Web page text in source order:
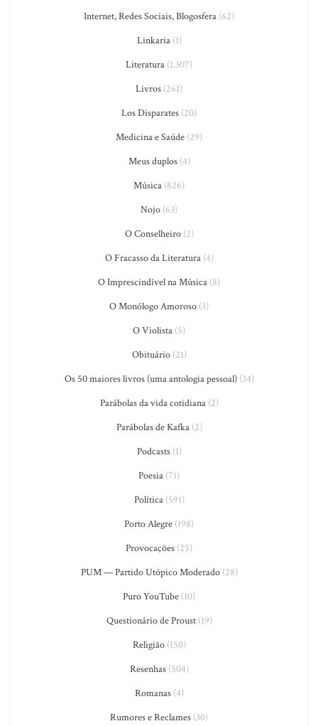
Internet, Redes Sociais, Blogosfera (62)
Linkaria(1)
Literatura (1.307)
Livros (261)
Los Disparates (20)
Medicina e Saúde (29)
Meus duplos(4)
Música (826)
Nojo (63)
O Conselheiro(2)
O Fracasso da Literatura(4)
O Imprescindível na Música (8)
O Monólogo Amoroso (3)
O Violista (5)
Obituário(21)
Os 50 maiores livros (uma antologia pessoal)(34)
Parábolas da vida cotidiana(2)
Parábolas de Kafka(2)
Podcasts(1)
Poesia (71)
Política(591)
Porto Alegre (198)
Provocações (25)
PUM — Partido Utópico Moderado(28)
Puro YouTube (10)
Questionário de Proust(19)
Religião(150)
Resenhas(504)
Romanas(4)
Rumores e Reclames (30)